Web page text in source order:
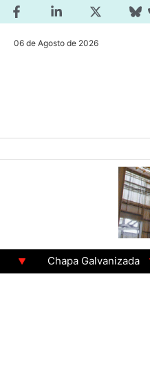
06 de Agosto de 2026
Chapa Galvanizada